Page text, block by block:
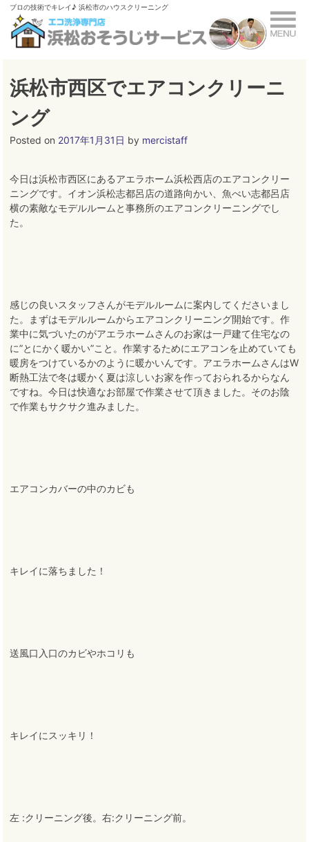
Skip
content
ブロの技術でキレイ♪ 浜松市のハウスクリーニング
浜松市西区でエアコンクリーニ
ング
Posted on 2017年1月31日 by mercistaff
今日は浜松市西区にあるアエラホーム浜松西店のエアコンクリー
ニングです。イオン浜松志都呂店の道路向かい、魚べい志都呂店
横の素敵なモデルルームと事務所のエアコンクリーニングでし
た。
感じの良いスタッフさんがモデルルームに案内してくださいまし
た。まずはモデルルームからエアコンクリーニング開始です。作
業中に気づいたのがアエラホームさんのお家は一戸建て住宅なの
に”とにかく暖かい”こと。作業するためにエアコンを止めていても
暖房をつけているかのように暖かいんです。アエラホームさんはW
断熱工法で冬は暖かく夏は涼しいお家を作っておられるからなん
ですね。今日は快適なお部屋で作業させて頂きました。そのお陰
で作業もサクサク進みました。
エアコンカバーの中のカビも
キレイに落ちました！
送風口入口のカビやホコリも
キレイにスッキリ！
左 :クリーニング後。右:クリーニング前。